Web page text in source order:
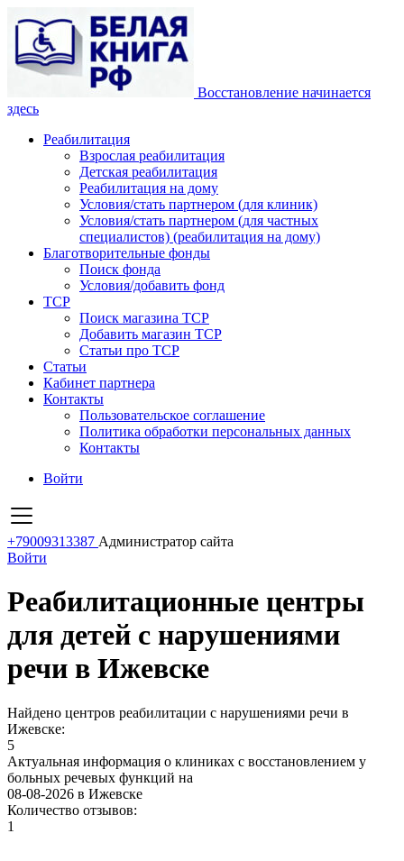
Восстановление начинается
здесь
Реабилитация
Взрослая реабилитация
Детская реабилитация
Реабилитация на дому
Условия/стать партнером (для клиник)
Условия/стать партнером (для частных
специалистов) (реабилитация на дому)
Благотворительные фонды
Поиск фонда
Условия/добавить фонд
ТСР
Поиск магазина ТСР
Добавить магазин ТСР
Статьи про ТСР
Статьи
Кабинет партнера
Контакты
Пользовательское соглашение
Политика обработки персональных данных
Контакты
Войти
+79009313387 Администратор сайта
Войти
Реабилитационные центры
для детей с нарушениями
речи в Ижевске
Найдено центров реабилитации с нарушениями речи в
Ижевске:
5
Актуальная информация о клиниках с восстановлением у
больных речевых функций на
08-08-2026 в Ижевске
Количество отзывов:
1